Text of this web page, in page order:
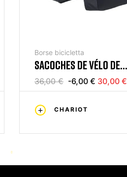
Borse bicicletta
SACOCHES DE VÉLO DE
TREKKING AVEC PORTE-
BAGAGES NOIR
36,00 € -6,00 € 30,00 €
CHARIOT